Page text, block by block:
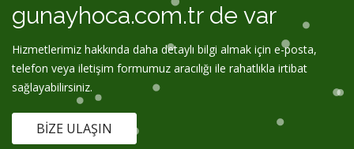
gunayhoca.com.tr de var
Hizmetlerimiz hakkında daha detaylı bilgi almak için e-posta,
telefon veya iletişim formumuz aracılığı ile rahatlıkla irtibat
sağlayabilirsiniz.
BIZE ULAŞIN